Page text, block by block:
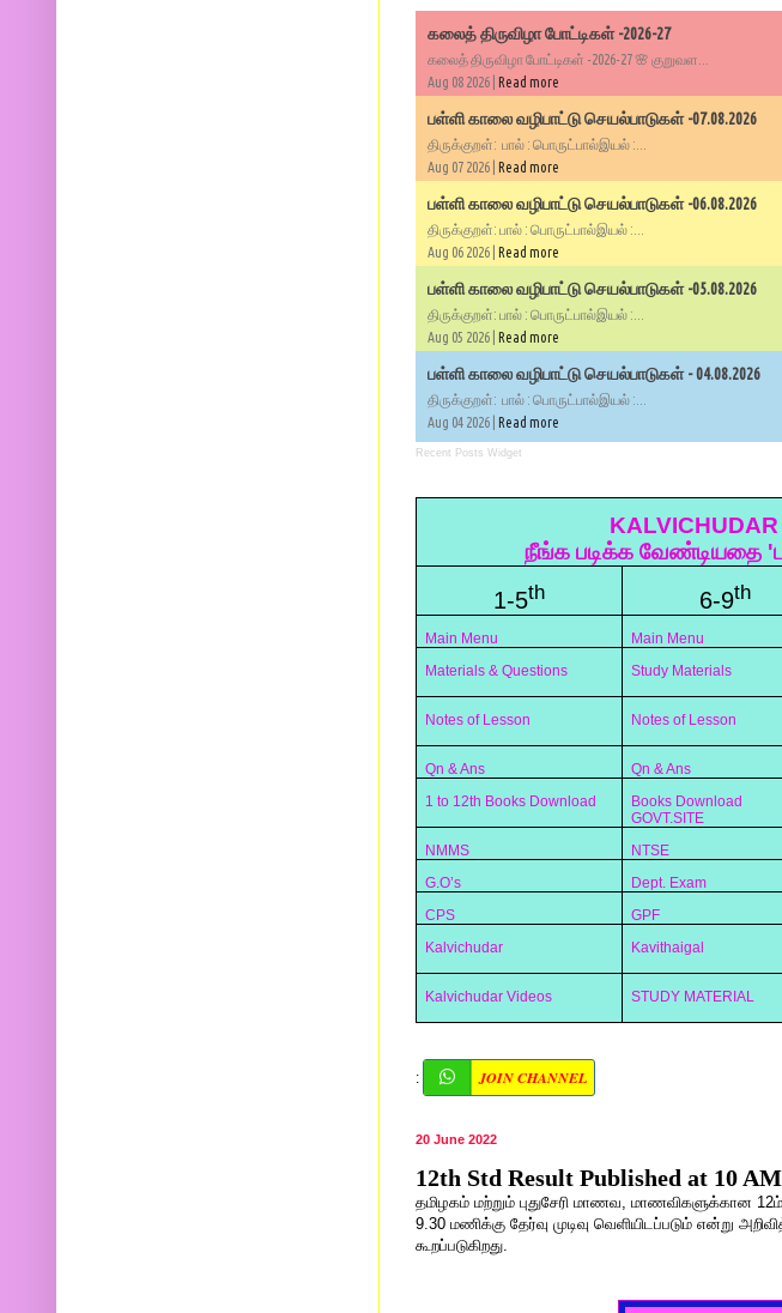
கலைத் திருவிழா போட்டிகள் -2026-27
கலைத் திருவிழா போட்டிகள் -2026-27 🌸 குறுவள...
Aug 08 2026 | Read more
பள்ளி காலை வழிபாட்டு செயல்பாடுகள் -07.08.2026
திருக்குறள்: பால் : பொருட்பால்இயல் :...
Aug 07 2026 | Read more
பள்ளி காலை வழிபாட்டு செயல்பாடுகள் -06.08.2026
திருக்குறள்: பால் : பொருட்பால்இயல் :...
Aug 06 2026 | Read more
பள்ளி காலை வழிபாட்டு செயல்பாடுகள் -05.08.2026
திருக்குறள்: பால் : பொருட்பால்இயல் :...
Aug 05 2026 | Read more
பள்ளி காலை வழிபாட்டு செயல்பாடுகள் - 04.08.2026
திருக்குறள்: பால் : பொருட்பால்இயல் :...
Aug 04 2026 | Read more
Recent Posts Widget
நீங்க படிக்க வேண்டியதை
1-5th 6-9th
Main Menu Main Menu
Materials & Questions
Study Materials
Notes of Lesson
Notes of Lesson
Qn & Ans Qn & Ans
1 to 12th Books Download
Books Download
GOVT.SITE
NMMS NTSE
G.O’s
Dept. Exam
CPS
GPF
Kalvichudar
Kavithaigal
Kalvichudar Videos
STUDY MATERIAL
: JOIN CHANNEL
20 June 2022
12th Std Result Published at 10 AM
தமிழகம் மற்றும் புதுசேரி மாணவ, மாணவிகளுக்கான 12ம்
9.30 மணிக்கு தேர்வு முடிவு வெளியிடப்படும் என்று
கூறப்படுகிறது.